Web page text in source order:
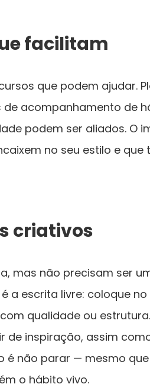
facilitam
que podem ajudar.
acompanhamento de
podem ser aliados. O
no seu estilo e que
criativos
mas não precisam ser
a escrita livre: coloque
qualidade ou
de inspiração, assim
é não parar — mesmo
o hábito vivo.